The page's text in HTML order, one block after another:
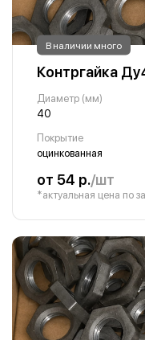
В наличии много
Контргайка
Диаметр (мм)
40
Покрытие
оцинкованная
от 54 р./шт
*актуальная цена по